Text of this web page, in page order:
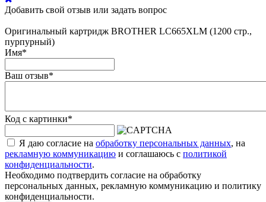
Добавить свой отзыв или задать вопрос
Оригинальный картридж BROTHER LC665XLM (1200 стр.,
пурпурный)
Имя*
Ваш отзыв*
Код с картинки*
Я даю согласие на обработку персональных данных, на
рекламную коммуникацию и соглашаюсь с политикой
конфиденциальности.
Необходимо подтвердить согласие на обработку
персональных данных, рекламную коммуникацию и политику
конфиденциальности.